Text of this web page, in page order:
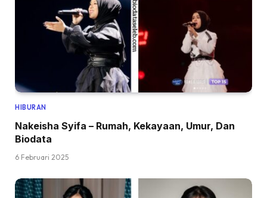
HIBURAN
Nakeisha Syifa – Rumah, Kekayaan, Umur, Dan
Biodata
6 Februari 2025